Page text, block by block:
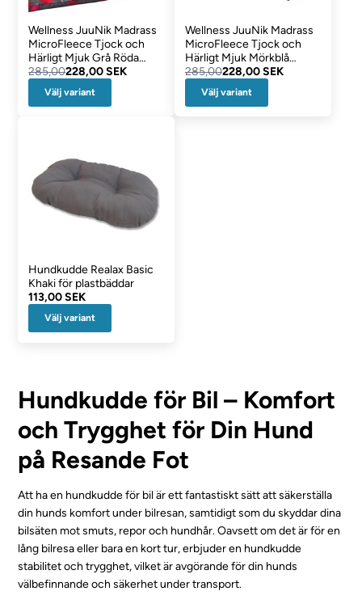
Wellness JuuNik Madrass
MicroFleece Tjock och
Härligt Mjuk Grå Röda
Hjärtan
285,00228,00 SEK
Välj variant
Wellness JuuNik Madrass
MicroFleece Tjock och
Härligt Mjuk Mörkblå
Ugglor
285,00228,00 SEK
Välj variant
Hundkudde Realax Basic
Khaki för plastbäddar
113,00 SEK
Välj variant
Hundkudde för Bil – Komfort
och Trygghet för Din Hund
på Resande Fot
Att ha en hundkudde för bil är ett fantastiskt sätt att säkerställa
din hunds komfort under bilresan, samtidigt som du skyddar dina
bilsäten mot smuts, repor och hundhår. Oavsett om det är för en
lång bilresa eller bara en kort tur, erbjuder en hundkudde
stabilitet och trygghet, vilket är avgörande för din hunds
välbefinnande och säkerhet under transport.